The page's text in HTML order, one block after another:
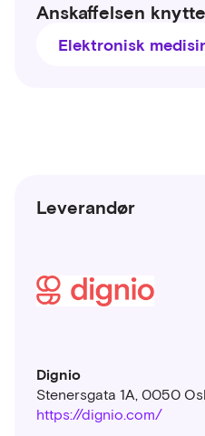
Anskaffelsen
Elektronisk
Leverandør
Dignio
Stenersgata 1A, 0050
https://dignio.com/